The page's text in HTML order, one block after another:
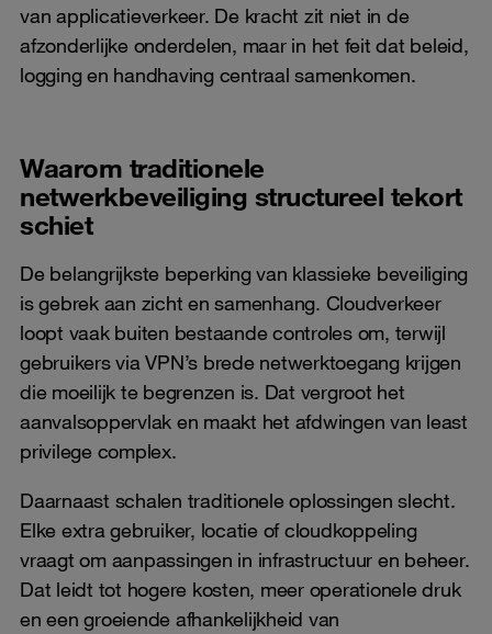
van applicatieverkeer. De kracht zit niet in de
afzonderlijke onderdelen, maar in het feit dat beleid,
logging en handhaving centraal samenkomen.
Waarom traditionele
netwerkbeveiliging structureel tekort
schiet
De belangrijkste beperking van klassieke beveiliging
is gebrek aan zicht en samenhang. Cloudverkeer
loopt vaak buiten bestaande controles om, terwijl
gebruikers via VPN’s brede netwerktoegang krijgen
die moeilijk te begrenzen is. Dat vergroot het
aanvalsoppervlak en maakt het afdwingen van least
privilege complex.
Daarnaast schalen traditionele oplossingen slecht.
Elke extra gebruiker, locatie of cloudkoppeling
vraagt om aanpassingen in infrastructuur en beheer.
Dat leidt tot hogere kosten, meer operationele druk
en een groeiende afhankelijkheid van